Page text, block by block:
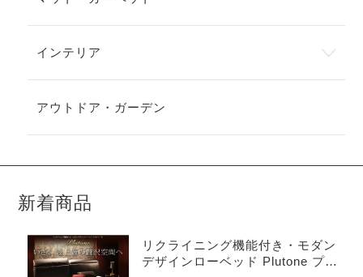
インテリア
アウトドア・ガーデン
新着商品
リクライニング機能付き・モダン
デザインローベッド Plutone プル